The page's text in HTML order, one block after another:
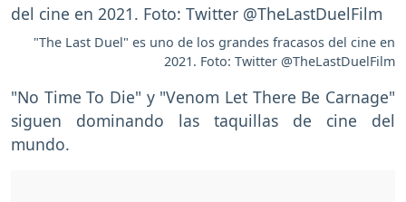
"The Last Duel" es uno de los grandes fracasos del cine en
2021. Foto: Twitter @TheLastDuelFilm
"No Time To Die" y "Venom Let There Be Carnage"
siguen dominando las taquillas de cine del
mundo.